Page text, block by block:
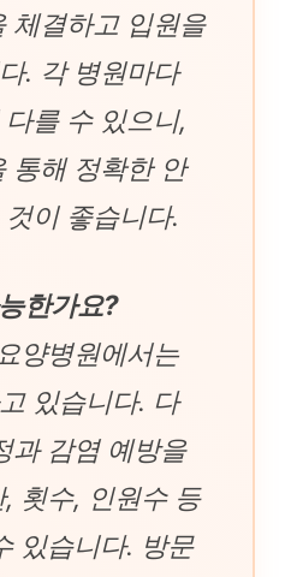
체결하고 입원을
. 각 병원마다
를 수 있으니,
통해 정확한 안
이 좋습니다.
한가요?
양병원에서는
있습니다. 다
과 감염 예방을
횟수, 인원수 등
있습니다. 방문